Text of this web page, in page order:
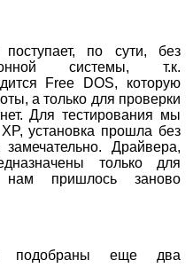
по сути, без
системы, т.к.
Free DOS, которую
а только для проверки
Для тестирования мы
установка прошла без
Драйвера,
только для
пришлось заново
подобраны еще два